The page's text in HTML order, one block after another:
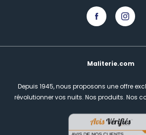
Maliterie.com
Depuis 1945, nous proposons une offre
révolutionner vos nuits. Nos produits. Nos